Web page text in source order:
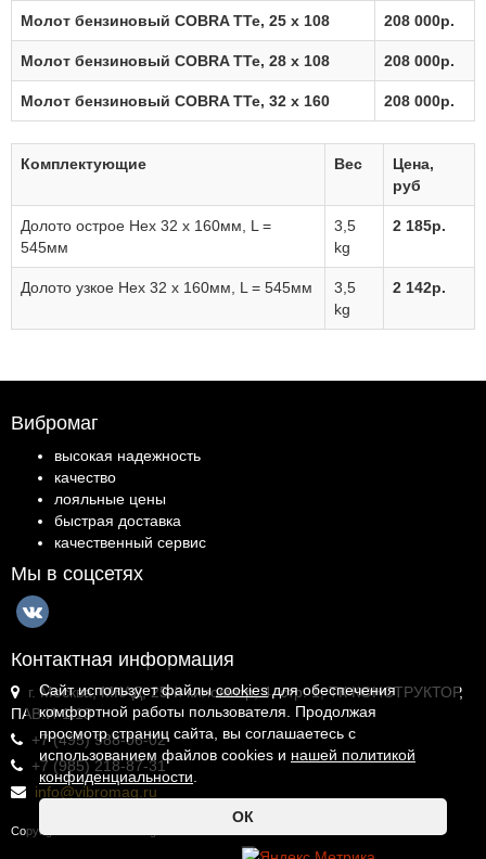
Молот бензиновый COBRA TTe, 25 x 108 208 000р.
Молот бензиновый COBRA TTe, 28 x 108 208 000р.
Молот бензиновый COBRA TTe, 32 x 160 208 000р.
Комплектующие Вес
Цена,
руб
Долото острое Hex 32 x 160мм, L =
545мм
3,5
kg
2 185р.
Долото узкое Hex 32 x 160мм, L = 545мм
3,5
kg
2 142р.
Вибромаг
высокая надежность
качество
лояльные цены
быстрая доставка
качественный сервис
Мы в соцсетях
Контактная информация
г. Москва, МКАД, 25-й километр, 4, стр. 1, ТК КОНСТРУКТОР,
ПАВ.И-1.18
+7 (495) 988-06-02
+7 (985) 218-87-31
info@vibromag.ru
Copyright © 2026 Vibromag.RU
Сайт использует файлыcookiesдля обеспечения
комфортной работы пользователя. Продолжая
просмотр страниц сайта, вы соглашаетесь с
использованием файлов cookies и нашей политикой
конфиденциальности
ОК